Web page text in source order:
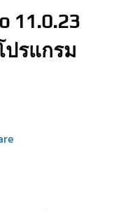
11.0.23
ปรแกรม